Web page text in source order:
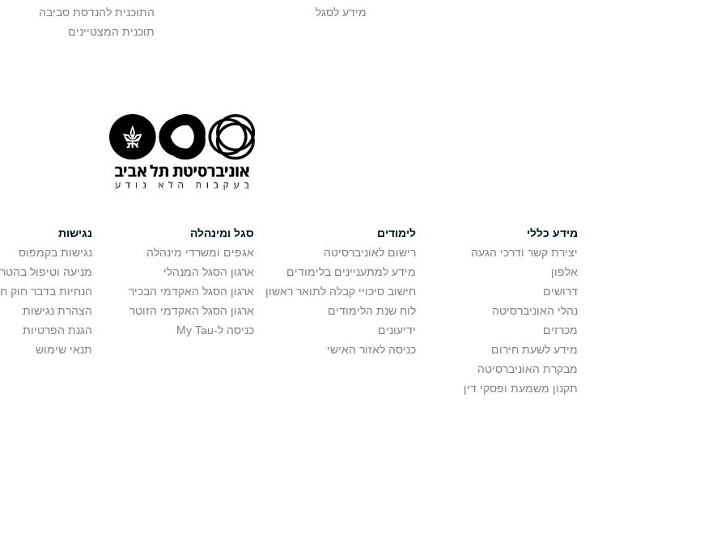
מידע לסגל
התוכנית להנדסת סביבה
תוכנית המצטיינים
מידע כללי
יצירת קשר ודרכי הגעה
אלפון
דרושים
נהלי האוניברסיטה
מכרזים
מידע לשעת חירום
מבקרת האוניברסיטה
תקנון משמעת ופסקי דין
לימודים
רישום לאוניברסיטה
מידע למתעניינים בלימודים
חישוב סיכויי קבלה לתואר ראשון
לוח שנת הלימודים
ידיעונים
כניסה לאזור האישי
סגל ומינהלה
אגפים ומשרדי מינהלה
ארגון הסגל המנהלי
ארגון הסגל האקדמי הבכיר
ארגון הסגל האקדמי הזוטר
כניסה ל-My Tau
נגישות
נגישות בקמפוס
מניעה וטיפול
הנחיות בדבר חוק
הצהרת נגישות
הגנת הפרטיות
תנאי שימוש